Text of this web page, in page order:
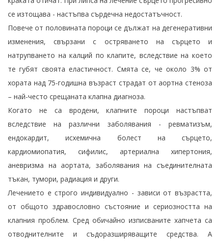
се изтощава - настъпва сърдечна недостатъчност.
Повече от половината пороци се дължат на дегенеративни
изменения, свързани с остряването на сърцето и
натрупването на калций по клапите, вследствие на което
те губят своята еластичност. Смята се, че около 3% от
хората над 75-годишна възраст страдат от аортна стеноза
– най-често срещаната клапна диагноза.
Когато не са вродени, клапните пороци настъпват
вследствие на различни заболявания - ревматизъм,
ендокардит, исхемична болест на сърцето,
кардиомиопатия, сифилис, артериална хипертония,
аневризма на аортата, заболявания на съединителната
тъкан, тумори, радиация и други.
Лечението е строго индивидуално - зависи от възрастта,
от общото здравословно състояние и сериозността на
клапния проблем. Сред обичайно изписваните хапчета са
отводнителните и съдоразширяващите средства. А